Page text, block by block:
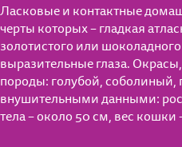
Ласковые и контактные
черты которых – гладкая
золотистого или
выразительные глаза.
породы: голубой,
внушительными данными:
тела – около 50 см, вес кошки